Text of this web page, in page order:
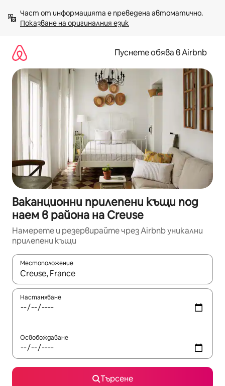
към
съдържанието
Показване на оригиналния език
Пуснете обява в Airbnb
Ваканционни прилепени къщи под
наем в района на Creuse
Намерете и резервирайте чрез Airbnb уникални
прилепени къщи
Местоположение
Когато резултатите се покажат, използвайте
Настаняване
Освобождаване
Търсене